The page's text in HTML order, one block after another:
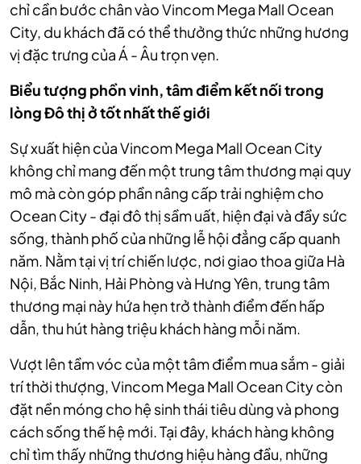
chỉ cần bước chân vào Vincom Mega Mall Ocean
City, du khách đã có thể thưởng thức những hương
vị đặc trưng của Á - Âu trọn vẹn.
Biểu tượng phồn vinh, tâm điểm kết nối trong
lòng Đô thị ở tốt nhất thế giới
Sự xuất hiện của Vincom Mega Mall Ocean City
không chỉ mang đến một trung tâm thương mại quy
mô mà còn góp phần nâng cấp trải nghiệm cho
Ocean City - đại đô thị sầm uất, hiện đại và đầy sức
sống, thành phố của những lễ hội đẳng cấp quanh
năm. Nằm tại vị trí chiến lược, nơi giao thoa giữa Hà
Nội, Bắc Ninh, Hải Phòng và Hưng Yên, trung tâm
thương mại này hứa hẹn trở thành điểm đến hấp
dẫn, thu hút hàng triệu khách hàng mỗi năm.
Vượt lên tầm vóc của một tâm điểm mua sắm - giải
trí thời thượng, Vincom Mega Mall Ocean City còn
đặt nền móng cho hệ sinh thái tiêu dùng và phong
cách sống thế hệ mới. Tại đây, khách hàng không
chỉ tìm thấy những thương hiệu hàng đầu, những